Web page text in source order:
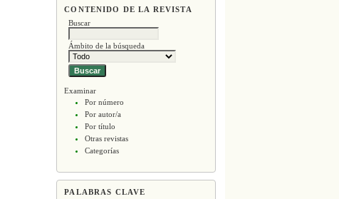
CONTENIDO DE LA REVISTA
Buscar
Ámbito de la búsqueda
Examinar
Por número
Por autor/a
Por título
Otras revistas
Categorías
PALABRAS CLAVE